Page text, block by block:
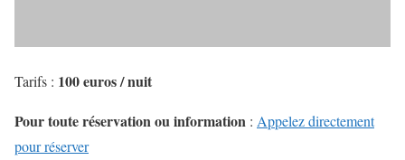
Tarifs : 100 euros / nuit
Pour toute réservation ou information : Appelez directement
pour réserver